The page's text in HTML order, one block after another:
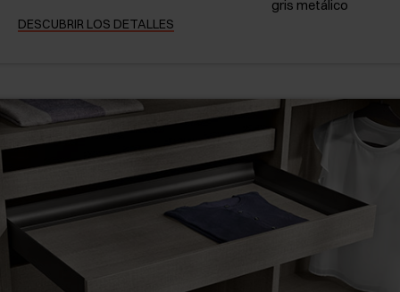
DESCUBRIR LOS DETALLES
gris metálico